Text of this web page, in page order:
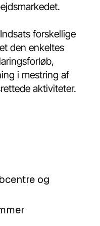
forskellige
den enkeltes
i mestring af
aktiviteter.
og